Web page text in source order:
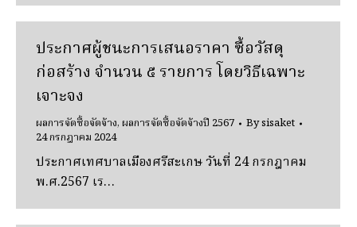
ประกาศผู้ชนะการเสนอราคา ซื้อวัสดุ
ก่อสร้าง จํานวน ๕ รายการ โดยวิธีเฉพาะ
เจาะจง
ผลการจัดซื้อจัดจ้าง,ผลการจัดซื้อจัดจ้างปี 2567 Bysisaket
24 กรกฎาคม 2024
ประกาศเทศบาลเมืองศรีสะเกษ วันที่ 24 กรกฎาคม
พ.ศ.2567 เร…